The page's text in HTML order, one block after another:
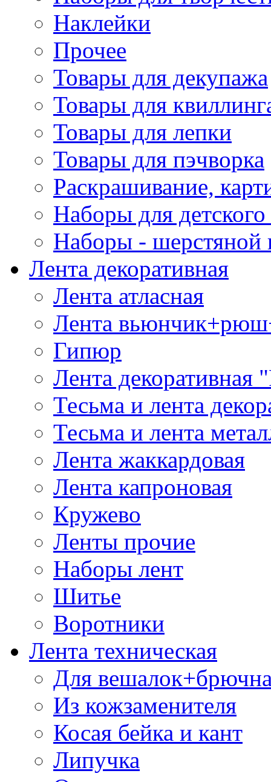
Наклейки
Прочее
Товары для декупажа
Товары для
Товары для лепки
Товары для пэчворка
Раскрашивание,
Наборы для
Наборы - шерстяной
Лента декоративная
Лента атласная
Лента
Гипюр
Лента декоративная
Тесьма и лента
Тесьма и лента
Лента жаккардовая
Лента капроновая
Кружево
Ленты прочие
Наборы лент
Шитье
Воротники
Лента техническая
Для
Из кожзаменителя
Косая бейка и кант
Липучка